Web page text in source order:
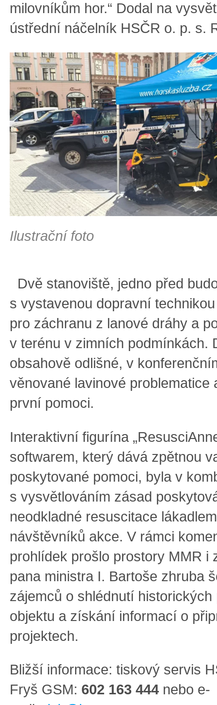
milovníkům hor.“ Dodal na
ústřední náčelník HSČR o. p. s.
Ilustrační foto
Dvě stanoviště, jedno před
s vystavenou dopravní
pro záchranu z lanové dráhy a
v terénu v zimních podmínkách.
obsahově odlišné, v
věnované lavinové problematice
první pomoci.
Interaktivní figurína
softwarem, který dává zpětnou
poskytované pomoci, byla v
s vysvětlováním zásad
neodkladné resuscitace
návštěvníků akce. V rámci
prohlídek prošlo prostory MMR i
pana ministra I. Bartoše zhruba
zájemců o shlédnutí historických
objektu a získání informací o
projektech.
Bližší informace: tiskový servis
Fryš GSM: 602 163 444 nebo e-